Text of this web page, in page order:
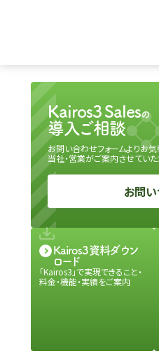
Kairos3 Salesの
導入ご相談
お問い合わせフォームよりお
当社・営業がご案内させてい
お問
Kairos3資料ダウン
ロード
｢Kairos3｣で実現できること・
料金・機能・実績をご案内